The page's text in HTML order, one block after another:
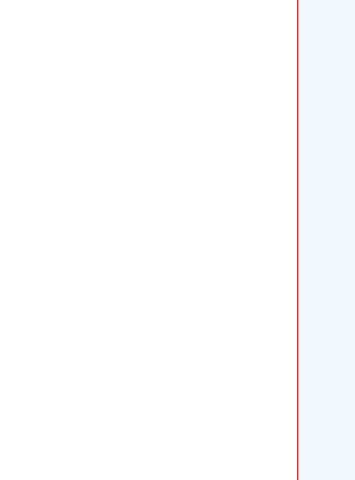
【深圳南山区企业变更|公司名称变更|公司/法人变
南山“e事通”方便3万新生入学_深圳新闻_全迅速
南山融资担保公司代办,办理中外合资需要资料,设
深圳内资公司注册：如何注册深圳福田/南山/罗湖
南山代理记账报税流程？南山沙河代理记账工商年
南山区推出“e事通”新生入学核验省事了|新生|入学
上海百佳建筑装饰工程有限公司_上海百佳建筑装
深圳南山专业工商代理哪家好？专业财税代理让
南山塘朗记账报税价格多少年底有没有优惠深圳
深圳市南山区外资公司注册|代办公司注册-浩瀚财